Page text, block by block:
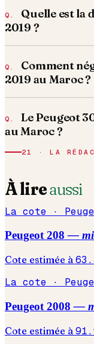
Quelle est la
2019 ?
Comment
2019 au Maroc ?
Le Peugeot
au Maroc ?
21 · LA
À lireaussi
La cote ·
Peugeot 208 —
Cote estimée à
La cote ·
Peugeot 2008 —
Cote estimée à